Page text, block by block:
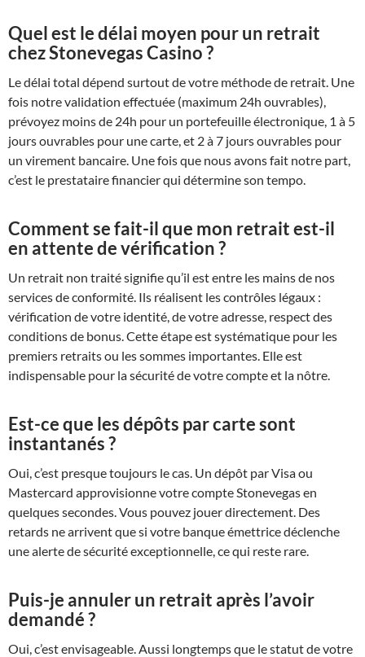
Quel est le délai moyen pour un retrait
chez Stonevegas Casino ?
Le délai total dépend surtout de votre méthode de retrait. Une
fois notre validation effectuée (maximum 24h ouvrables),
prévoyez moins de 24h pour un portefeuille électronique, 1 à 5
jours ouvrables pour une carte, et 2 à 7 jours ouvrables pour
un virement bancaire. Une fois que nous avons fait notre part,
c’est le prestataire financier qui détermine son tempo.
Comment se fait-il que mon retrait est-il
en attente de vérification ?
Un retrait non traité signifie qu’il est entre les mains de nos
services de conformité. Ils réalisent les contrôles légaux :
vérification de votre identité, de votre adresse, respect des
conditions de bonus. Cette étape est systématique pour les
premiers retraits ou les sommes importantes. Elle est
indispensable pour la sécurité de votre compte et la nôtre.
Est-ce que les dépôts par carte sont
instantanés ?
Oui, c’est presque toujours le cas. Un dépôt par Visa ou
Mastercard approvisionne votre compte Stonevegas en
quelques secondes. Vous pouvez jouer directement. Des
retards ne arrivent que si votre banque émettrice déclenche
une alerte de sécurité exceptionnelle, ce qui reste rare.
Puis-je annuler un retrait après l’avoir
demandé ?
Oui, c’est envisageable. Aussi longtemps que le statut de votre